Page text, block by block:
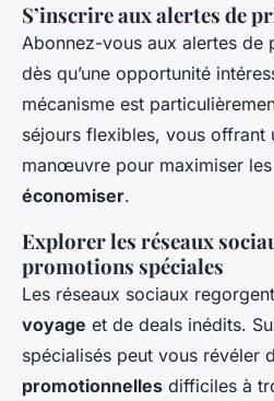
S’inscrire aux alertes de
Abonnez-vous aux alertes de
dès qu’une opportunité
mécanisme est
séjours flexibles, vous offrant
manœuvre pour maximiser les
économiser.
Explorer les réseaux
promotions spéciales
Les réseaux sociaux
voyage et de deals inédits.
spécialisés peut vous révéler
promotionnelles difficiles à